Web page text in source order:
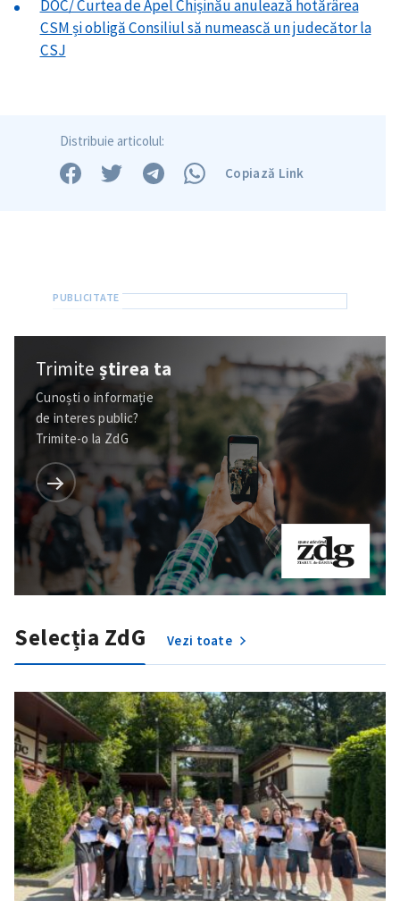
Trimite o informație
DOC/ Curtea de Apel Chișinău anulează hotărârea
CSM și obligă Consiliul să numească un judecător la
CSJ
Distribuie articolul:
Copiază Link
Trimiteștirea ta
Cunoști o informație
de interes public?
Trimite-o la ZdG
Selecția ZdG Vezi toate